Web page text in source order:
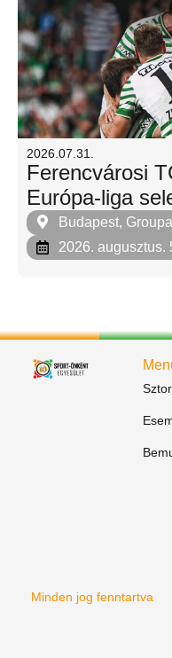
2026.07.31.
Ferencvárosi
Európa-liga
Budapest,
2026. augusztus.
Minden jog fenntartva